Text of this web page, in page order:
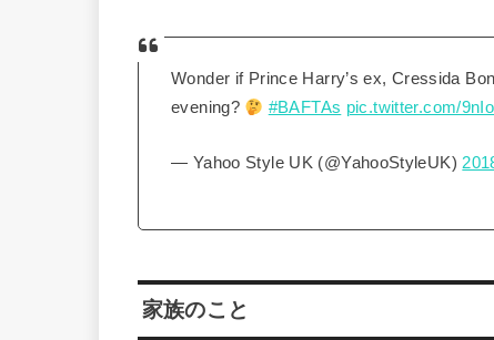
Wonder if Prince Harry’s ex, Cressida
evening?
#BAFTAs pic.twitter.com/
— Yahoo Style UK (@YahooStyleUK)
家族のこと